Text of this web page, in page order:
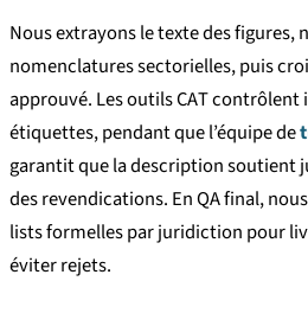
Nous extrayons le texte des figures,
nomenclatures sectorielles, puis
approuvé. Les outils CAT
étiquettes, pendant que l’équipe de
garantit que la description soutient
des revendications. En QA final,
lists formelles par juridiction pour
éviter rejets.